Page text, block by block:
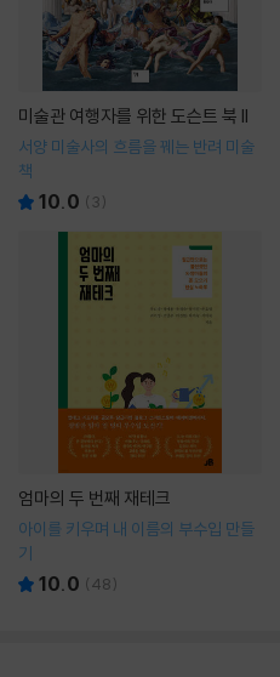
미술관 여행자를 위한 도슨트 북 II
서양 미술사의 흐름을 꿰는 반려 미술
책
10.0 ( 3)
엄마의 두 번째 재테크
아이를 키우며 내 이름의 부수입 만들
기
10.0 (48)